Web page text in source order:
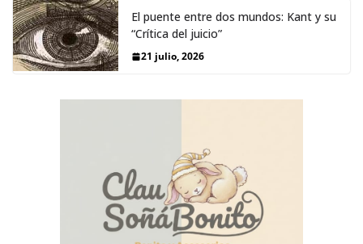
El puente entre dos mundos: Kant y su
“Crítica del juicio”
21 julio, 2026